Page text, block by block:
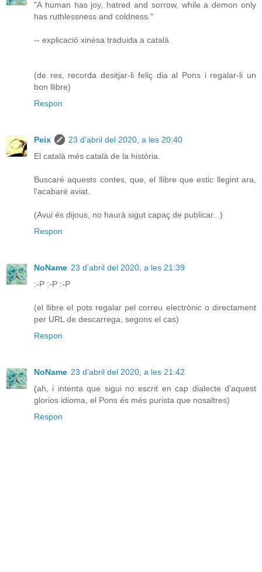
"A human has joy, hatred and sorrow, while a demon only
has ruthlessness and coldness."
-- explicació xinèsa traduida a català
(de res, recorda desitjar-li feliç dia al Pons i regalar-li un
bon llibre)
Respon
Peix
23 d’abril del 2020, a les 20:40
El català més català de la història.
Buscaré aquests contes, que, el llibre que estic llegint ara,
l'acabaré aviat.
(Avui és dijous, no haurà sigut capaç de publicar...)
Respon
NoName 23 d’abril del 2020, a les 21:39
:-P :-P :-P
(el llibre el pots regalar pel correu electrònic o directament
per URL de descarrega, segons el cas)
Respon
NoName 23 d’abril del 2020, a les 21:42
(ah, i intenta que sigui no escrit en cap dialecte d'aquest
glorios idioma, el Pons és més purista que nosaltres)
Respon